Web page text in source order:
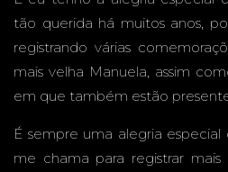
tão querida há muitos anos,
registrando várias
mais velha Manuela, assim
em que também estão
É sempre uma alegria
me chama para registrar mais